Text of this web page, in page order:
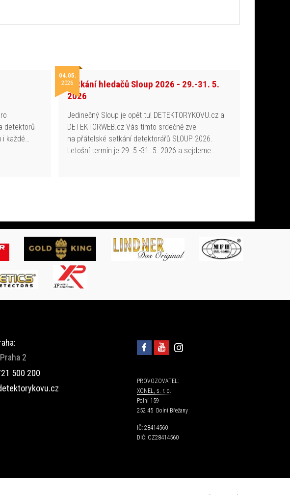
detektorů
každé…
04.05.
2026Setkání hledačů Sloup 2026 - 29.-31. 5.
2026
Jedinečný Sloup je opět tu! DETEKTORYKOVU.cz a
DETEKTORWEB.cz Vás tímto srdečně zve
na přátelské setkání detektorářů SLOUP 2026.
Letošní termín je 29. 5.-31. 5. 2026 a sejdeme…
PROVOZOVATEL:
XONEL, s. r. o.
Polní 159
252 45 Dolní Břežany
IČ: 28414560
DIČ: CZ28414560
2
500 200